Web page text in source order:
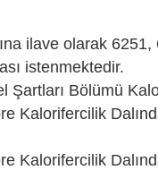
ilave olarak
istenmektedir.
Şartları Bölümü
Kalorifercilik
Kalorifercilik